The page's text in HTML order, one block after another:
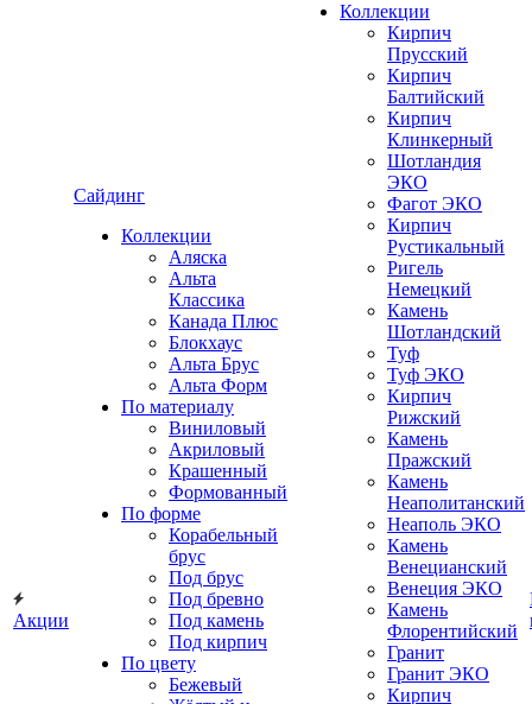
Акции
Сайдинг
Коллекции
Аляска
Альта
Классика
Канада Плюс
Блокхаус
Альта Брус
Альта Форм
По материалу
Виниловый
Акриловый
Крашенный
Формованный
По форме
Корабельный
брус
Под брус
Под бревно
Под камень
Под кирпич
По цвету
Бежевый
Коллекции
Кирпич
Прусский
Кирпич
Балтийский
Кирпич
Клинкерный
Шотландия
ЭКО
Фагот ЭКО
Кирпич
Рустикальный
Ригель
Немецкий
Камень
Шотландский
Туф
Туф ЭКО
Кирпич
Рижский
Камень
Пражский
Камень
Неаполитанский
Неаполь ЭКО
Камень
Венецианский
Венеция ЭКО
Камень
Флорентийский
Гранит
Гранит ЭКО
Кирпич